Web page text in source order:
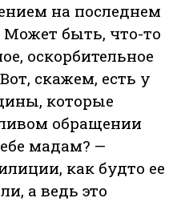
на последнем
Может быть, что-то
оскорбительное
скажем, есть у
которые
обращении
мадам? —
как будто ее
а ведь это